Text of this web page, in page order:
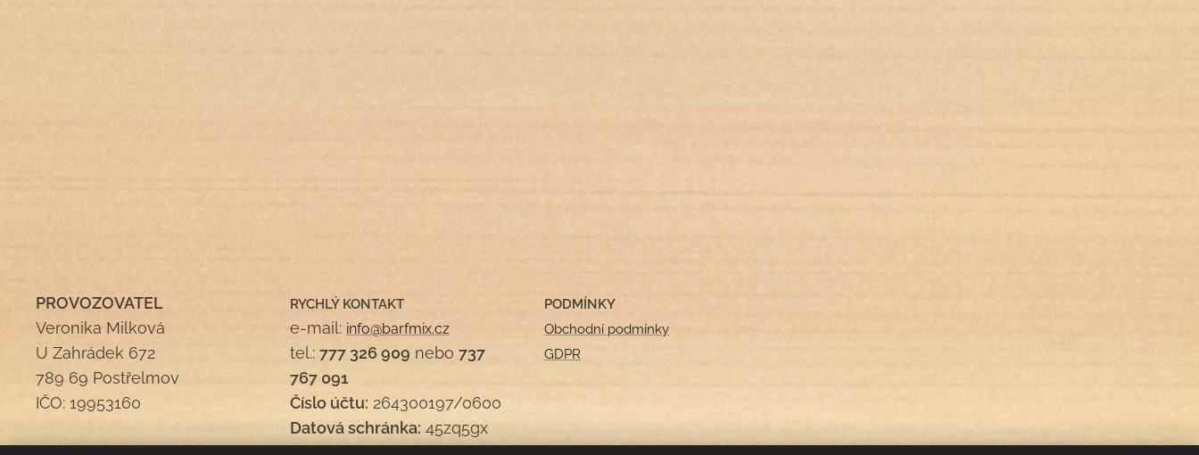
PROVOZOVATEL
Veronika Milková
U Zahrádek 672
789 69 Postřelmov
IČO: 19953160
RYCHLÝ KONTAKT
e-mail: info@barfmix.cz
tel.:777 326 909 nebo737
767 091
Číslo účtu: 264300197/0600
Datová schránka: 45zq5gx
PODMÍNKY
Obchodní podmínky
GDPR